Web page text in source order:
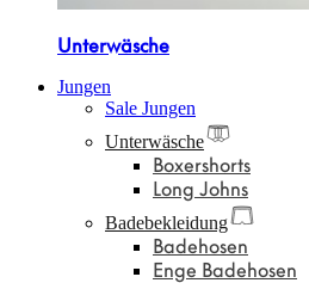
Unterwäsche
Jungen
Sale Jungen
Unterwäsche
Boxershorts
Long Johns
Badebekleidung
Badehosen
Enge Badehosen